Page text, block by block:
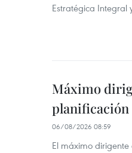
Estratégica Integral
Máximo
06/08/2026 08:59
El máximo